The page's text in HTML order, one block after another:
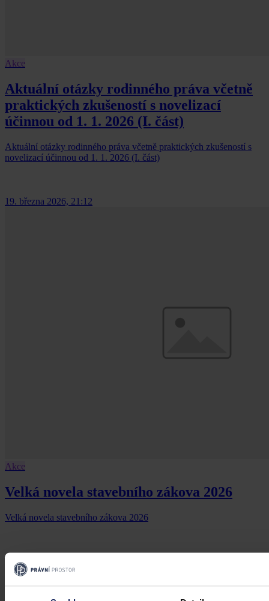
Akce
Aktuální otázky rodinného práva včetně
praktických zkušeností s novelizací
účinnou od 1. 1. 2026 (I. část)
Aktuální otázky rodinného práva včetně praktických zkušeností s
novelizací účinnou od 1. 1. 2026 (I. část)
19. března 2026, 21:12
Akce
Velká novela stavebního zákova 2026
Velká novela stavebního zákova 2026
19. března 2026, 21:07